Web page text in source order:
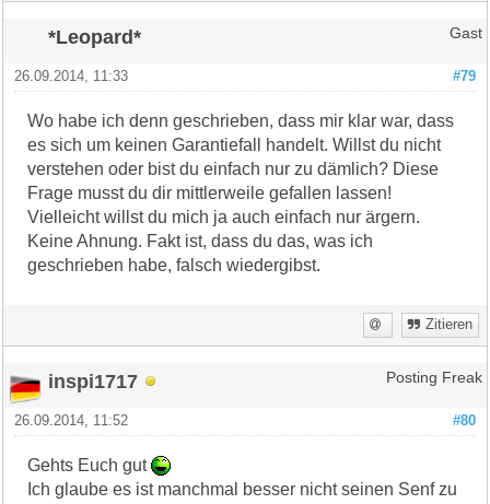
*Leopard* Gast
#79
26.09.2014, 11:33
Wo habe ich denn geschrieben, dass mir klar war, dass
es sich um keinen Garantiefall handelt. Willst du nicht
verstehen oder bist du einfach nur zu dämlich? Diese
Frage musst du dir mittlerweile gefallen lassen!
Vielleicht willst du mich ja auch einfach nur ärgern.
Keine Ahnung. Fakt ist, dass du das, was ich
geschrieben habe, falsch wiedergibst.
Zitieren
inspi1717 Posting Freak
#80
26.09.2014, 11:52
Gehts Euch gut
Ich glaube es ist manchmal besser nicht seinen Senf zu